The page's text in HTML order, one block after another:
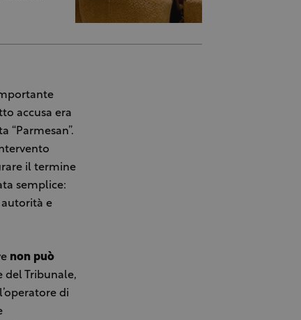
accusa era
il termine
semplice:
e
non può
del Tribunale,
di